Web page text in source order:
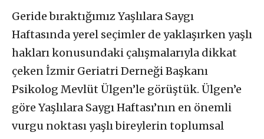
Geride bıraktığımız Yaşlılara Saygı
Haftasında yerel seçimler de yaklaşırken yaşlı
hakları konusundaki çalışmalarıyla dikkat
çeken İzmir Geriatri Derneği Başkanı
Psikolog Mevlüt Ülgen’le görüştük. Ülgen’e
göre Yaşlılara Saygı Haftası’nın en önemli
vurgu noktası yaşlı bireylerin toplumsal